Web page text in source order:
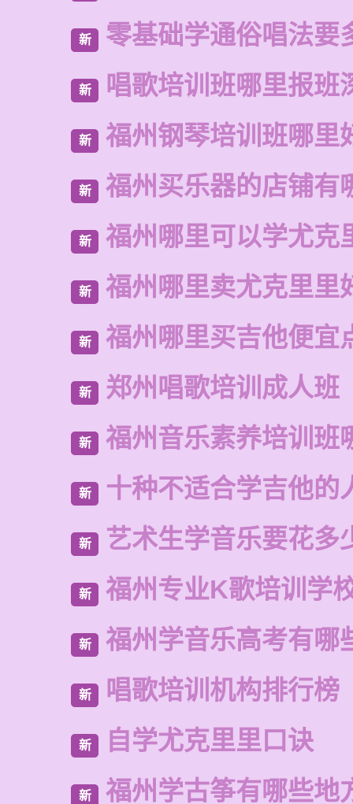
新 零基础学通俗唱法要
新 唱歌培训班哪里报班
新 福州钢琴培训班哪里
新 福州买乐器的店铺有
新 福州哪里可以学尤克
新 福州哪里卖尤克里里
新 福州哪里买吉他便宜
新 郑州唱歌培训成人班
新 福州音乐素养培训班
新 十种不适合学吉他的
新 艺术生学音乐要花多
新 福州专业K歌培训学
新 福州学音乐高考有哪
新 唱歌培训机构排行榜
新 自学尤克里里口诀
新 福州学古筝有哪些地